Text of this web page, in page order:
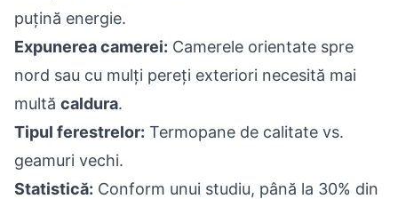
puțină energie.
Expunerea camerei: Camerele orientate spre
nord sau cu mulți pereți exteriori necesită mai
multă caldura.
Tipul ferestrelor: Termopane de calitate vs.
geamuri vechi.
Statistică: Conform unui studiu, până la 30% din